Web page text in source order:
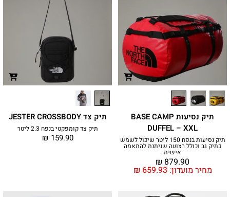
תיק נסיעות BASE CAMP
DUFFEL – XXL
תיק נסיעות בנפח 150 ליטר שיכול לשמש
כתיק גב וכולל רצועה שניתנת להתאמה
אישית
מחיר מועדון: ₪ 659.93
₪ 879.90
תיק צד JESTER CROSSBODY
תיק צד קומפקטי בנפח 2.3 ליטר
₪ 159.90